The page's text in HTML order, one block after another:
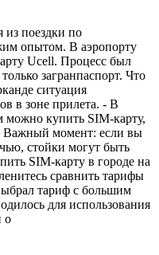
из поездки по
опытом. В аэропорту
Ucell. Процесс был
загранпаспорт. Что
ситуация
в зоне прилета. - В
можно купить SIM-карту,
Важный момент: если вы
стойки могут быть
SIM-карту в городе на
сравнить тарифы
тариф с большим
для использования
о